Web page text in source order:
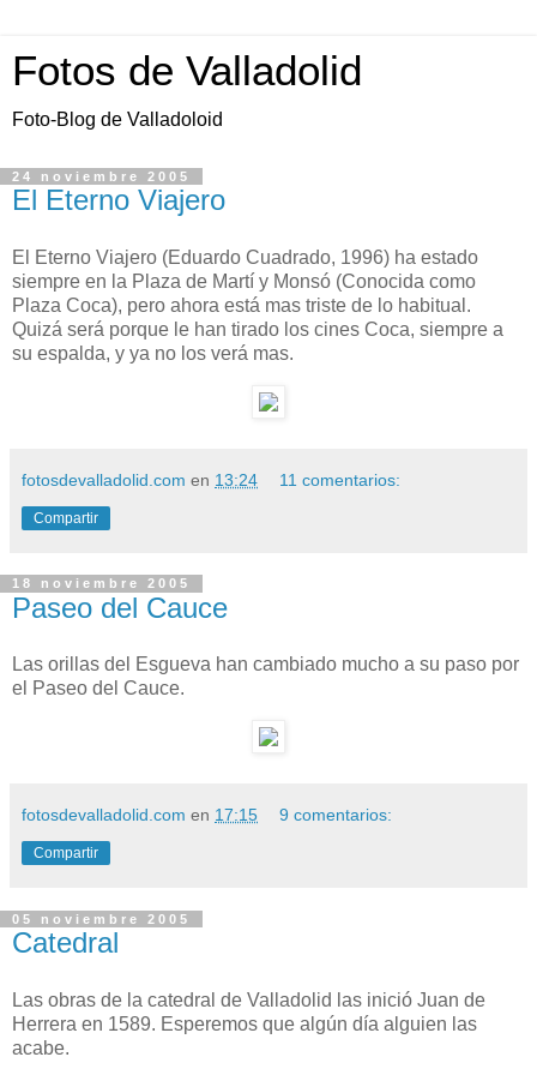
Fotos de Valladolid
Foto-Blog de Valladoloid
24 noviembre 2005
El Eterno Viajero
El Eterno Viajero (Eduardo Cuadrado, 1996) ha estado
siempre en la Plaza de Martí y Monsó (Conocida como
Plaza Coca), pero ahora está mas triste de lo habitual.
Quizá será porque le han tirado los cines Coca, siempre a
su espalda, y ya no los verá mas.
fotosdevalladolid.com en 13:24 11 comentarios:
Compartir
18 noviembre 2005
Paseo del Cauce
Las orillas del Esgueva han cambiado mucho a su paso por
el Paseo del Cauce.
fotosdevalladolid.com en 17:15 9 comentarios:
Compartir
05 noviembre 2005
Catedral
Las obras de la catedral de Valladolid las inició Juan de
Herrera en 1589. Esperemos que algún día alguien las
acabe.